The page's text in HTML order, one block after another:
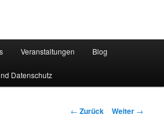
Veranstaltungen Blog
Datenschutz
Beitrags-
← Zurück Weiter →